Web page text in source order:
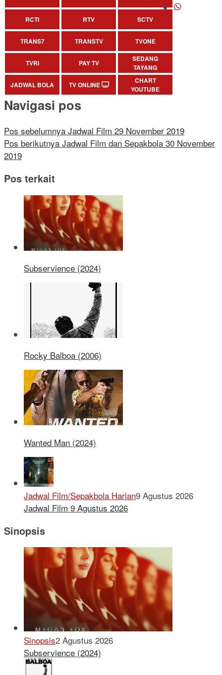
RCTI RTV SCTV
TRANS7 TRANSTV TVONE
TVRI PAY TV
SEDANG
TAYANG
JADWAL BOLA
TV ONLINE
CHART
YOUTUBE
Navigasi pos
Pos sebelumnya Jadwal Film 29 November 2019
Pos berikutnya Jadwal Film dan Sepakbola 30 November
2019
Pos terkait
Subservience (2024)
Rocky Balboa (2006)
Wanted Man (2024)
Jadwal Film/Sepakbola Harian9 Agustus 2026
Jadwal Film 9 Agustus 2026
Sinopsis
Sinopsis2 Agustus 2026
Subservience (2024)